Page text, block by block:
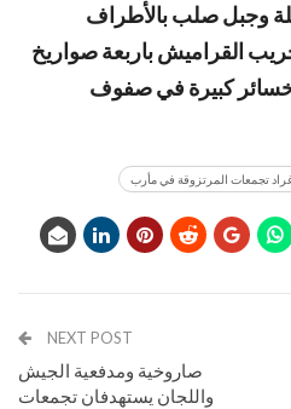
وجبل صلب بالأطراف
القراميش باربعة صواريخ
خسائر كبيرة في صفوف
غراد تجمعات المرتزوقة في مأرب
NEXT POST
صاروخية ومدفعية الجيش
واللجان يستهدفان تجمعات